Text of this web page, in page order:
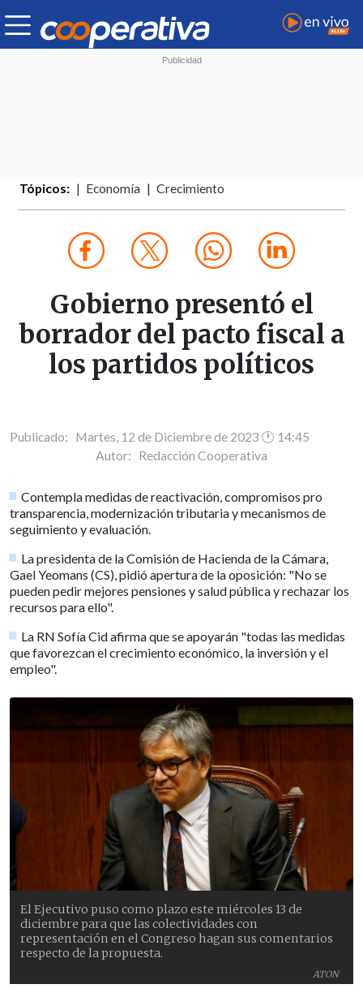
Tópicos: Economía Crecimiento
Gobierno presentó el
borrador del pacto fiscal a
los partidos políticos
Publicado: Martes, 12 de Diciembre de 2023 🕐 14:45
Autor: Redacción Cooperativa
Contempla medidas de reactivación, compromisos pro
transparencia, modernización tributaria y mecanismos de
seguimiento y evaluación.
La presidenta de la Comisión de Hacienda de la Cámara,
Gael Yeomans (CS), pidió apertura de la oposición: "No se
pueden pedir mejores pensiones y salud pública y rechazar los
recursos para ello".
La RN Sofía Cid afirma que se apoyarán "todas las medidas
que favorezcan el crecimiento económico, la inversión y el
empleo".
ATON
El Ejecutivo puso como plazo este miércoles 13 de
diciembre para que las colectividades con
representación en el Congreso hagan sus comentarios
respecto de la propuesta.